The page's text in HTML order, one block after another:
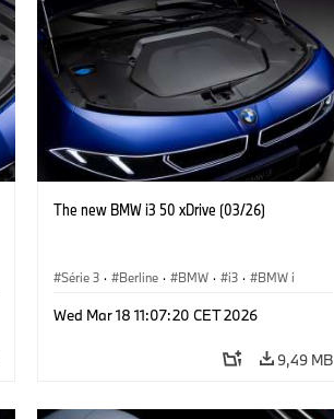
The new BMW i3 50 xDrive (03/26)
Série 3 · Berline · BMW · i3 · BMW i
Wed Mar 18 11:07:20 CET 2026
9,49 MB